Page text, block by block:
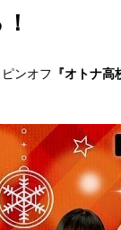
ンオフ 『オトナ